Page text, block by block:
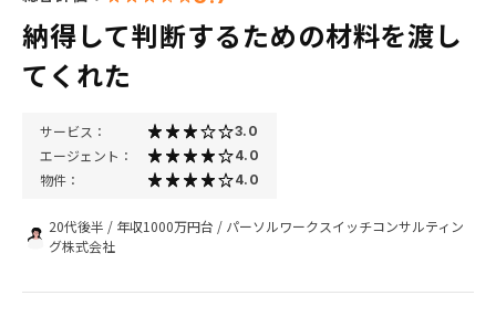
納得して判断するための材料を渡し
てくれた
サービス： 3.0
エージェント： 4.0
物件： 4.0
20代後半 / 年収1000万円台 / パーソルワークスイッチコンサルティン
グ株式会社